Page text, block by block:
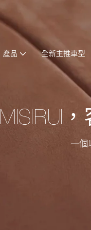
產品 全新主推車型
MISIRUI
一